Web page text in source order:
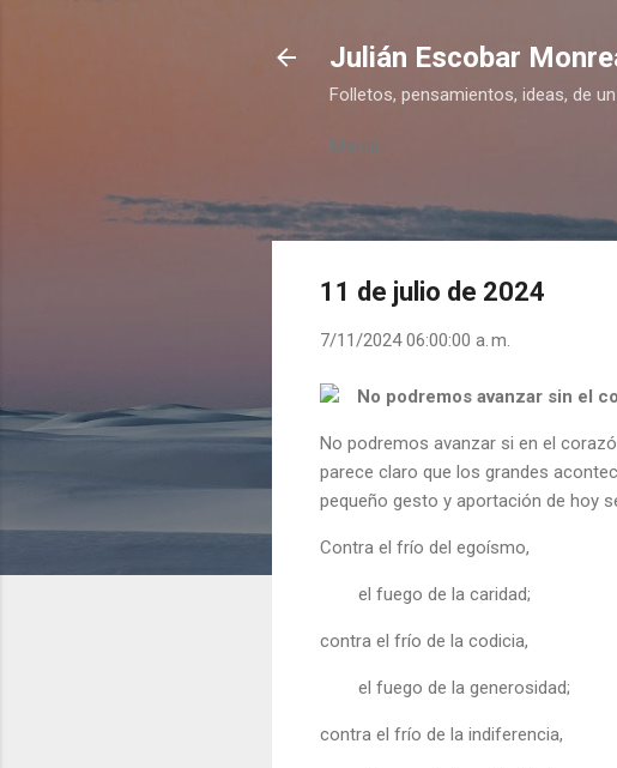
Julián Escobar
Folletos, pensamientos, ideas, de
Menú
11 de julio de 2024
7/11/2024 06:00:00 a. m.
No podremos avanzar sin el
No podremos avanzar si en el
parece claro que los grandes
pequeño gesto y aportación de hoy
Contra el frío del egoísmo,
el fuego de la caridad;
contra el frío de la codicia,
el fuego de la generosidad;
contra el frío de la indiferencia,